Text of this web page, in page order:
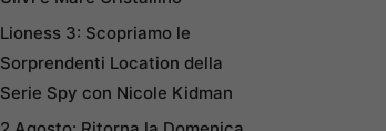
Lioness 3: Scopriamo le
Sorprendenti Location della
Serie Spy con Nicole Kidman